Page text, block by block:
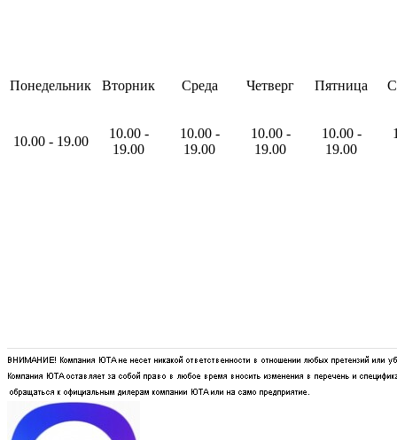
Понедельник Вторник Среда Четверг Пятница
10.00 -19.00
10.00 -
19.00
10.00 -
19.00
10.00 -
19.00
10.00 -
19.00